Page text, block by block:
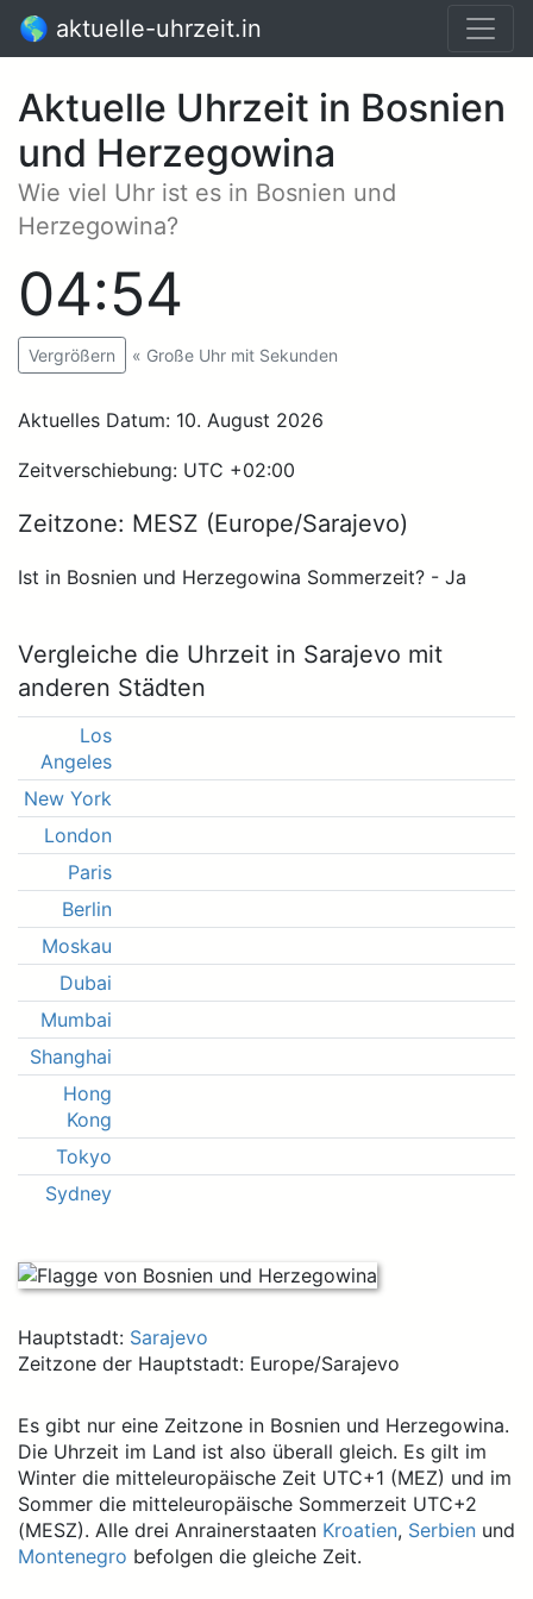
🌎 aktuelle-uhrzeit.in
Aktuelle Uhrzeit in Bosnien
und Herzegowina
Wie viel Uhr ist es in Bosnien und
Herzegowina?
04:54
Vergrößern « Große Uhr mit Sekunden
Aktuelles Datum: 10. August 2026
Zeitverschiebung: UTC +02:00
Zeitzone: MESZ (Europe/Sarajevo)
Ist in Bosnien und Herzegowina Sommerzeit? - Ja
Vergleiche die Uhrzeit in Sarajevo mit
anderen Städten
Los
Angeles
New York
London
Paris
Berlin
Moskau
Dubai
Mumbai
Shanghai
Hong
Kong
Tokyo
Sydney
Hauptstadt: Sarajevo
Zeitzone der Hauptstadt: Europe/Sarajevo
Es gibt nur eine Zeitzone in Bosnien und Herzegowina.
Die Uhrzeit im Land ist also überall gleich. Es gilt im
Winter die mitteleuropäische Zeit UTC+1 (MEZ) und im
Sommer die mitteleuropäische Sommerzeit UTC+2
(MESZ). Alle drei Anrainerstaaten Kroatien, Serbien und
Montenegro befolgen die gleiche Zeit.